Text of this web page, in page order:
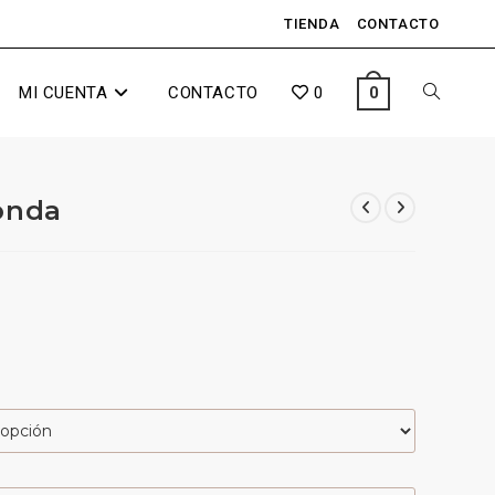
TIENDA CONTACTO
MI CUENTA CONTACTO 0 0